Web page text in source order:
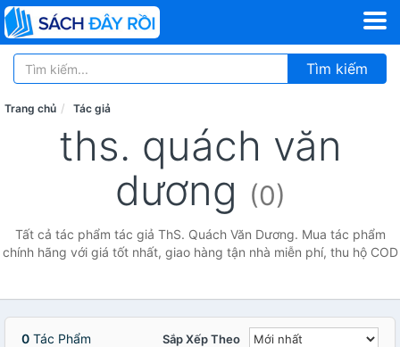
Tìm kiếm
Trang chủ Tác giả
ths. quách văn
dương (0)
Tất cả tác phẩm tác giả ThS. Quách Văn Dương. Mua tác phẩm
chính hãng với giá tốt nhất, giao hàng tận nhà miễn phí, thu hộ COD
0 Tác Phẩm Sắp Xếp Theo